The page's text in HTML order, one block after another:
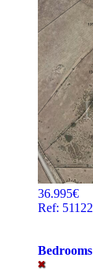
36.995€
Ref: 51122
Bedrooms